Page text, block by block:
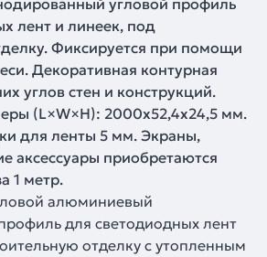
угловой профиль
лент и линеек, под
Фиксируется при помощи
Декоративная контурная
углов стен и конструкций.
(L×W×H): 2000x52,4x24,5 мм.
для ленты 5 мм. Экраны,
аксессуары приобретаются
1 метр.
алюминиевый
для светодиодных лент
отделку с утопленным